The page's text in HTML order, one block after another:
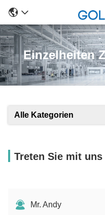
Einzelheiten
Alle Kategorien
Treten Sie mit
Mr. Andy